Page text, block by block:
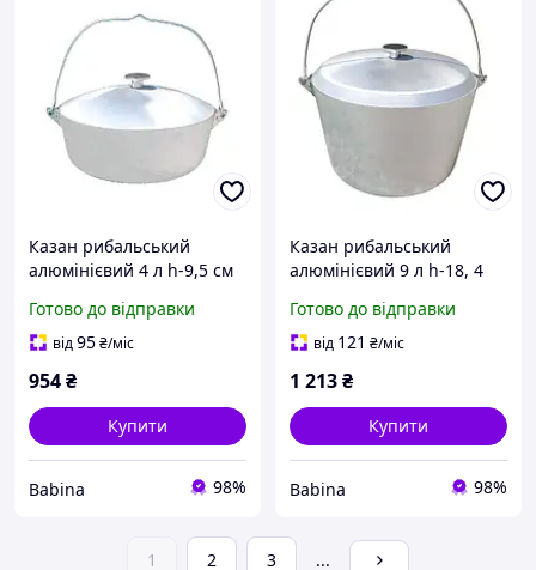
Казан рибальський
алюмінієвий 4 л h-9,5 см
Готово до відправки
від95₴/міс
954₴
Купити
Babina 98%
Казан рибальський
алюмінієвий 9 л h-18, 4
Готово до відправки
від 121 ₴/міс
1 213₴
Купити
Babina 98%
1 2 3 ...